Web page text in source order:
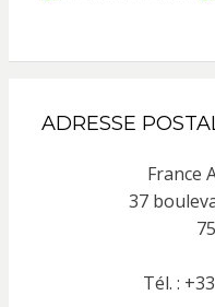
ADRESSE
France
37
Tél. :